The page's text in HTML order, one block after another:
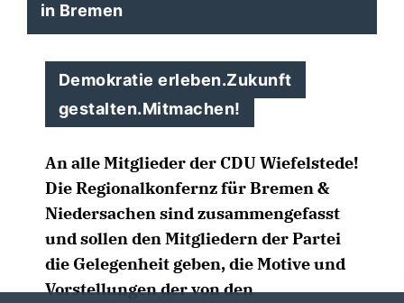
in Bremen
Demokratie erleben.Zukunft
gestalten.Mitmachen!
An alle Mitglieder der CDU Wiefelstede!
Die Regionalkonfernz für Bremen &
Niedersachen sind zusammengefasst
und sollen den Mitgliedern der Partei
die Gelegenheit geben, die Motive und
Vorstellungen der von den